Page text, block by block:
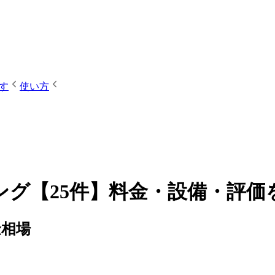
使い方
【25件】料金・設備・評価
場